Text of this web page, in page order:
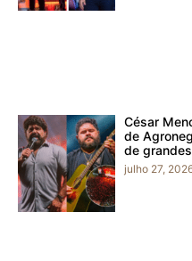
César
de
de
julho 27,